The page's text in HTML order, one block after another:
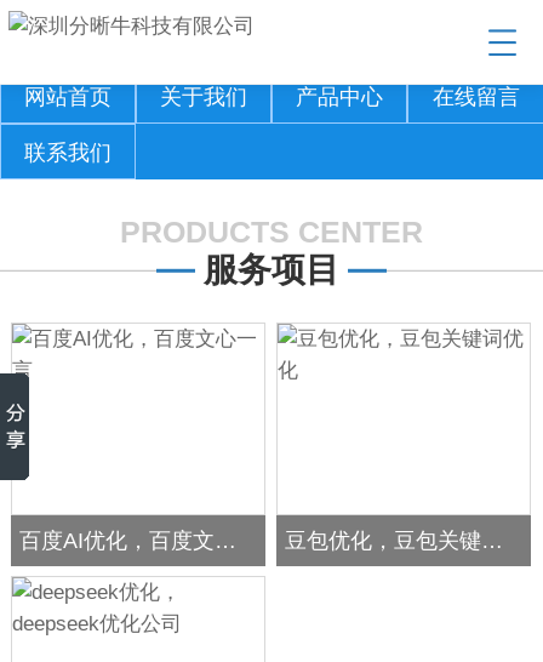
网站首页 关于我们 产品中心 在线留言
联系我们
PRODUCTS CENTER
服务项目
百度AI优化，百度文心一言 豆包优化，豆包关键词优化